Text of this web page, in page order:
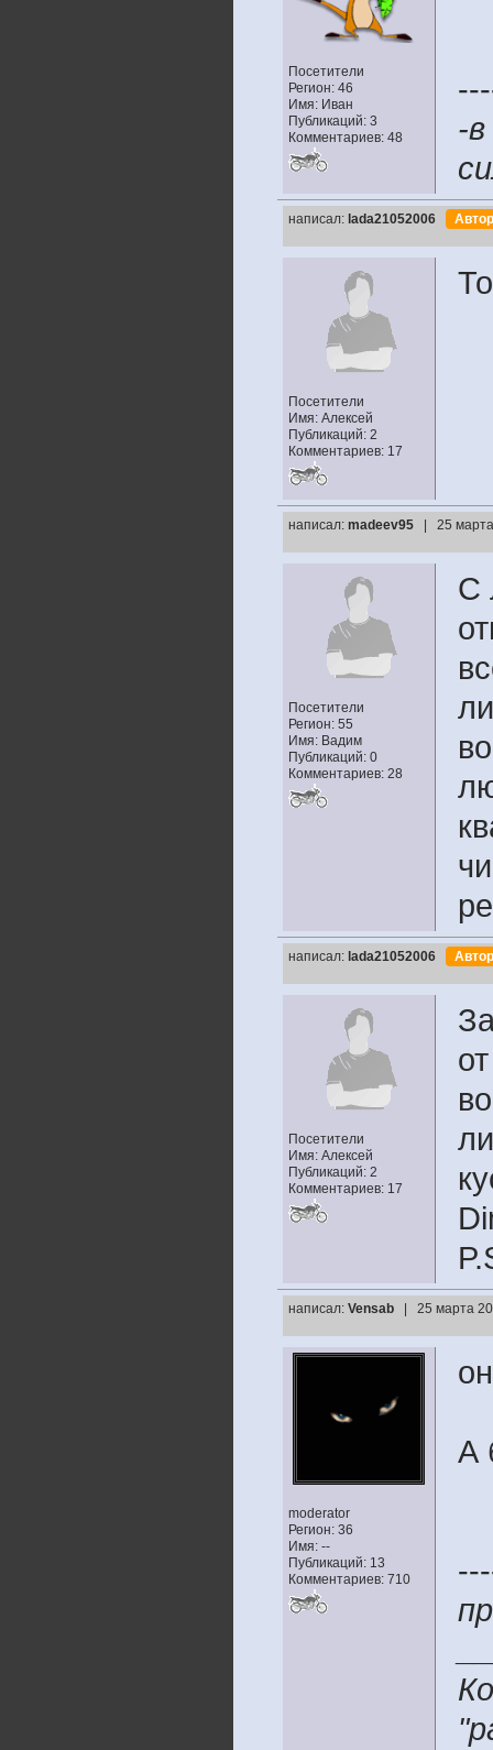
Посетители
Регион: 46
Имя: Иван
Публикаций: 3
Комментариев: 48
-
написал: lada21052006
Посетители
Имя: Алексей
Публикаций: 2
Комментариев: 17
написал: madeev95 | 25
Посетители
Регион: 55
Имя: Вадим
Публикаций: 0
Комментариев: 28
С
написал: lada21052006
Посетители
Имя: Алексей
Публикаций: 2
Комментариев: 17
написал: Vensab | 25 марта
moderator
Регион: 36
Имя: --
Публикаций: 13
Комментариев: 710
А